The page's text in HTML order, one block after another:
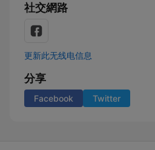
社交網路
更新此无线电信息
分享
Facebook Twitter